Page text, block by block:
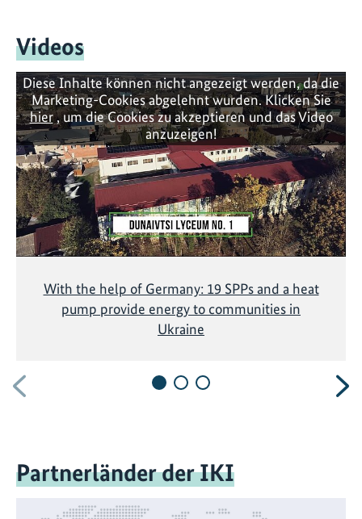
S
a
n
i
e
u
n
g
i
m
u
k
c
h
Videos
Vorherige
Diese Inhalte können nicht angezeigt werden, da die
Marketing-Cookies abgelehnt wurden. Klicken Sie
hier, um die Cookies zu akzeptieren und das Video
anzuzeigen!
With the help of Germany: 19 SPPs and a heat
pump provide energy to communities in
Ukraine
Partnerländer der IKI